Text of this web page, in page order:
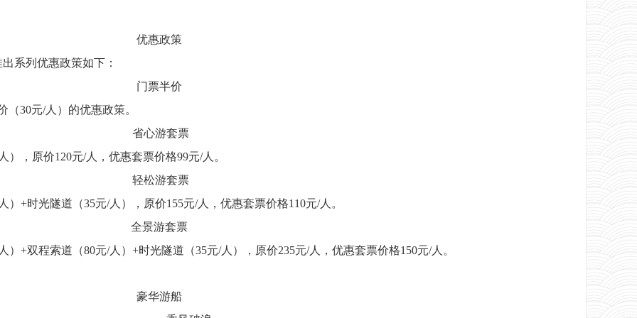
优惠政策
系列优惠政策如下：
门票半价
30元/人）的优惠政策。
省心游套票
），原价120元/人，优惠套票价格99元/人。
轻松游套票
）+时光隧道（35元/人），原价155元/人，优惠套票价格110元/人。
全景游套票
）+双程索道（80元/人）+时光隧道（35元/人），原价235元/人，优惠套票价格150元/人。
豪华游船